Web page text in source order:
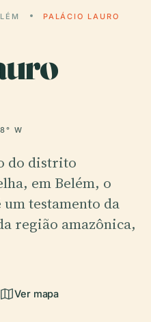
PALÁCIO LAURO
W
do distrito
em Belém, o
testamento da
região amazônica,
Ver mapa